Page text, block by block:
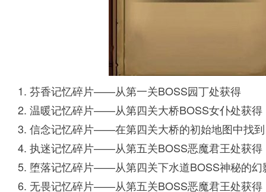
1. 芬香记忆碎片——从第一关BOSS园丁处获得
2. 温暖记忆碎片——从第四关大桥BOSS女仆处获得
3. 信念记忆碎片——在第四关大桥的初始地图中找到
4. 执迷记忆碎片——从第五关BOSS恶魔君王处获得
5. 堕落记忆碎片——从第四关下水道BOSS神秘的幻
6. 无畏记忆碎片——从第五关BOSS恶魔君王处获得